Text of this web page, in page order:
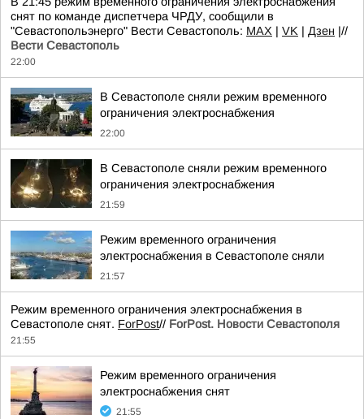
снят по команде диспетчера ЧРДУ, сообщили в
"Севастопольэнерго" Вести Севастополь: MAX | VK | Дзен |//
Вести Севастополь
22:00
В Севастополе сняли режим временного
ограничения электроснабжения
22:00
В Севастополе сняли режим временного
ограничения электроснабжения
21:59
Режим временного ограничения
электроснабжения в Севастополе сняли
21:57
Режим временного ограничения электроснабжения в
Севастополе снят. ForPost// ForPost. Новости Севастополя
21:55
Режим временного ограничения
электроснабжения снят
21:55